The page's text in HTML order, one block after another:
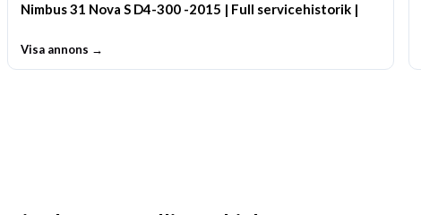
Nimbus 31 Nova S D4-300 -2015 | Full servicehistorik |
Visa annons →